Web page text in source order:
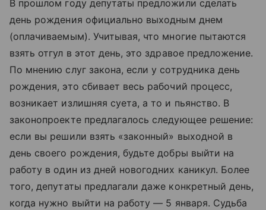
В прошлом году депутаты предложили сделать
день рождения официально выходным днем
(оплачиваемым). Учитывая, что многие пытаются
взять отгул в этот день, это здравое предложение.
По мнению слуг закона, если у сотрудника день
рождения, это сбивает весь рабочий процесс,
возникает излишняя суета, а то и пьянство. В
законопроекте предлагалось следующее решение:
если вы решили взять «законный» выходной в
день своего рождения, будьте добры выйти на
работу в один из дней новогодних каникул. Более
того, депутаты предлагали даже конкретный день,
когда нужно выйти на работу — 5 января. Судьба